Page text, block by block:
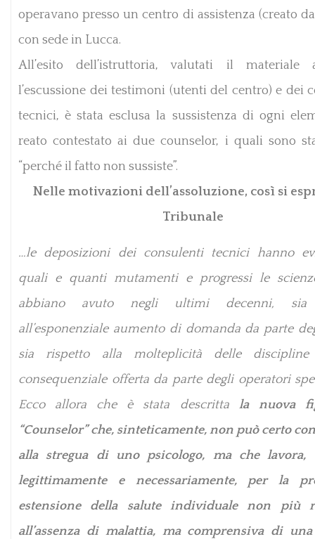
operavano presso un centro di assistenza (creato
con sede in Lucca.
All’esito dell’istruttoria, valutati il materiale
l’escussione dei testimoni (utenti del centro) e dei
tecnici, è stata esclusa la sussistenza di ogni
reato contestato ai due counselor, i quali sono
“perché il fatto non sussiste”.
Nelle motivazioni dell’assoluzione, così si
Tribunale
…le deposizioni dei consulenti tecnici hanno
quali e quanti mutamenti e progressi le
abbiano avuto negli ultimi decenni, sia
all’esponenziale aumento di domanda da parte
sia rispetto alla molteplicità delle
consequenziale offerta da parte degli operatori
Ecco allora che è stata descrittala nuova
“Counselor” che, sinteticamente, non può certo
alla stregua di uno psicologo, ma che lavora,
legittimamente e necessariamente, per la
estensione della salute individuale non più
all’assenza di malattia, ma comprensiva di